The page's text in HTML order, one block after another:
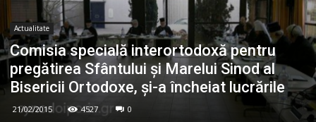
Actualitate
Comisia specială interortodoxă pentru
pregătirea Sfântului și Marelui Sinod al
Bisericii Ortodoxe, și-a încheiat lucrările
21/02/2015 4527 0